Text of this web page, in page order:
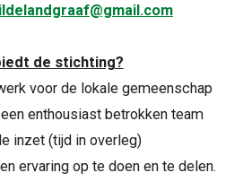
de stichting?
voor de lokale gemeenschap
enthousiast betrokken team
inzet (tijd in overleg)
ervaring op te doen en te delen.